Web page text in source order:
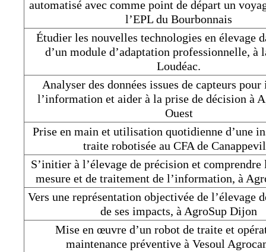
automatisé avec comme point de départ un
l’EPL du Bourbonnais
Étudier les nouvelles technologies en élevage
d’un module d’adaptation professionnelle, à
Loudéac.
Analyser des données issues de capteurs
l’information et aider à la prise de décision à
Ouest
Prise en main et utilisation quotidienne d’une
traite robotisée au CFA de
S’initier à l’élevage de précision et
mesure et de traitement de l’information, à
Vers une représentation objectivée de l’élevage
de ses impacts, à AgroSup Dijon
Mise en œuvre d’un robot de traite et
maintenance préventive à Vesoul